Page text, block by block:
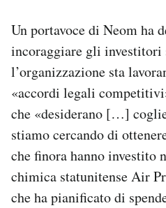
Un portavoce di Neom ha
incoraggiare gli investitori
l’organizzazione sta
«accordi legali
che «desiderano […]
stiamo cercando di
che finora hanno investito
chimica statunitense Air
che ha pianificato di